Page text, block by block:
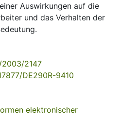
Auswirkungen auf die
und das Verhalten der
2147
DE290R-9410
elektronischer